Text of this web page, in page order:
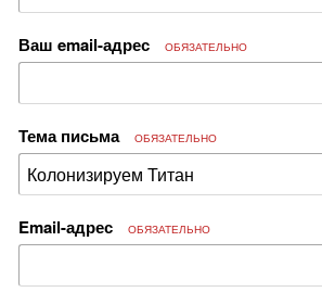
Ваш email-адрес ОБЯЗАТЕЛЬНО
Тема письма ОБЯЗАТЕЛЬНО
Email-адрес ОБЯЗАТЕЛЬНО